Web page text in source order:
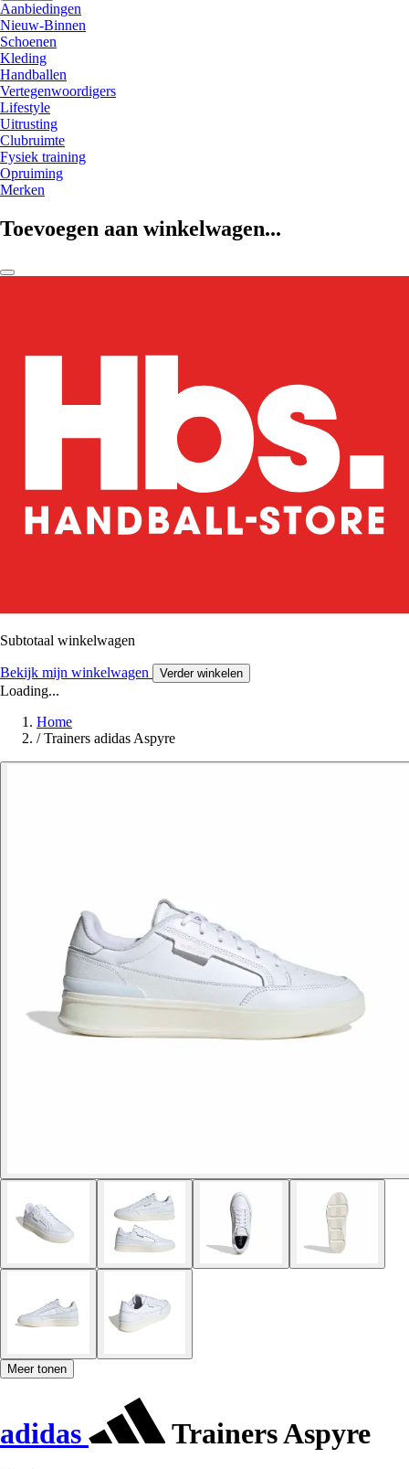
Aanbiedingen
Nieuw-Binnen
Schoenen
Kleding
Handballen
Vertegenwoordigers
Lifestyle
Uitrusting
Clubruimte
Fysiek training
Opruiming
Merken
Toevoegen aan winkelwagen...
Subtotaal winkelwagen
Bekijk mijn winkelwagen Verder winkelen
Loading...
Home
/ Trainers adidas Aspyre
Meer tonen
adidas Trainers Aspyre